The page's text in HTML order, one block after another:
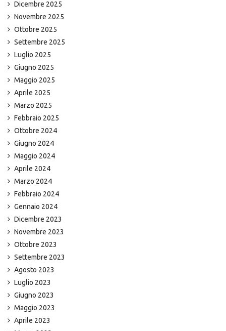
Dicembre 2025
Novembre 2025
Ottobre 2025
Settembre 2025
Luglio 2025
Giugno 2025
Maggio 2025
Aprile 2025
Marzo 2025
Febbraio 2025
Ottobre 2024
Giugno 2024
Maggio 2024
Aprile 2024
Marzo 2024
Febbraio 2024
Gennaio 2024
Dicembre 2023
Novembre 2023
Ottobre 2023
Settembre 2023
Agosto 2023
Luglio 2023
Giugno 2023
Maggio 2023
Aprile 2023